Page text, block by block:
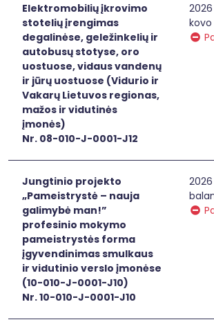
Elektromobilių įkrovimo
stotelių įrengimas
degalinėse, geležinkelių ir
autobusų stotyse, oro
uostuose, vidaus vandenų
ir jūrų uostuose (Vidurio ir
Vakarų Lietuvos regionas,
mažos ir vidutinės
įmonės)
Nr. 08-010-J-0001-J12
kovo
Jungtinio projekto
„Pameistrystė – nauja
galimybė man!”
profesinio mokymo
pameistrystės forma
įgyvendinimas smulkaus
ir vidutinio verslo įmonėse
(10-010-J-0001-J10)
Nr. 10-010-J-0001-J10